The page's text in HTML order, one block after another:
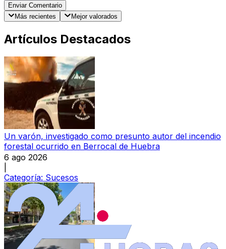
Enviar Comentario
Más recientes
Mejor valorados
Artículos Destacados
Un varón, investigado como presunto autor del incendio
forestal ocurrido en Berrocal de Huebra
6 ago 2026
Categoría: Sucesos